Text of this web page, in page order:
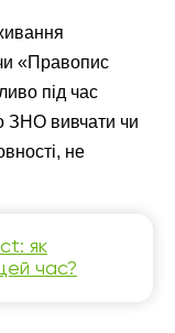
«Правопис
під час
ЗНО вивчати чи
не
як
час?